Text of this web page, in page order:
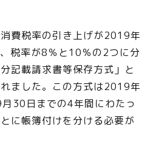
費税率の引き上げが2019年
税率が8％と10％の2つに分
記載請求書等保存方式」と
ました。この方式は2019年
30日までの4年間にわたっ
に帳簿付けを分ける必要が